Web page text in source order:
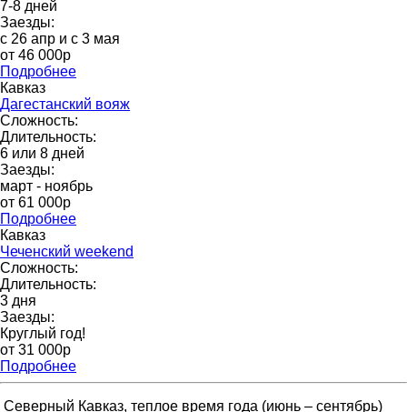
7-8 дней
Заезды:
с 26 апр и с 3 мая
от 46 000р
Подробнее
Кавказ
Дагестанский вояж
Сложность:
Длительность:
6 или 8 дней
Заезды:
март - ноябрь
от 61 000p
Подробнее
Кавказ
Чеченский weekend
Сложность:
Длительность:
3 дня
Заезды:
Круглый год!
от 31 000p
Подробнее
Северный Кавказ, теплое время года (июнь – сентябрь)